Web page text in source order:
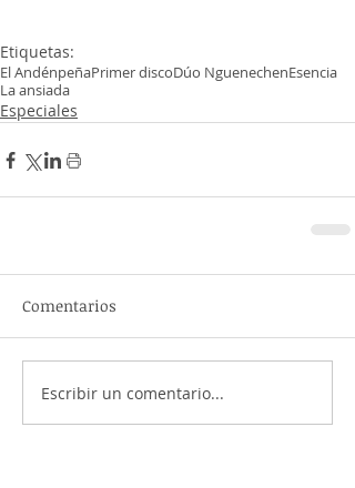
Etiquetas:
El AndénpeñaPrimer discoDúo NguenechenEsencia
La ansiada
Especiales
Comentarios
Escribir un comentario...